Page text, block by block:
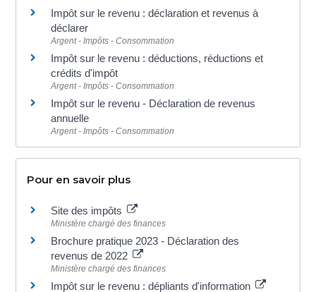
Impôt sur le revenu : déclaration et revenus à
déclarer
Argent - Impôts - Consommation
Impôt sur le revenu : déductions, réductions et
crédits d'impôt
Argent - Impôts - Consommation
Impôt sur le revenu - Déclaration de revenus
annuelle
Argent - Impôts - Consommation
Pour en savoir plus
Site des impôts
Ministère chargé des finances
Brochure pratique 2023 - Déclaration des
revenus de 2022
Ministère chargé des finances
Impôt sur le revenu : dépliants d'information